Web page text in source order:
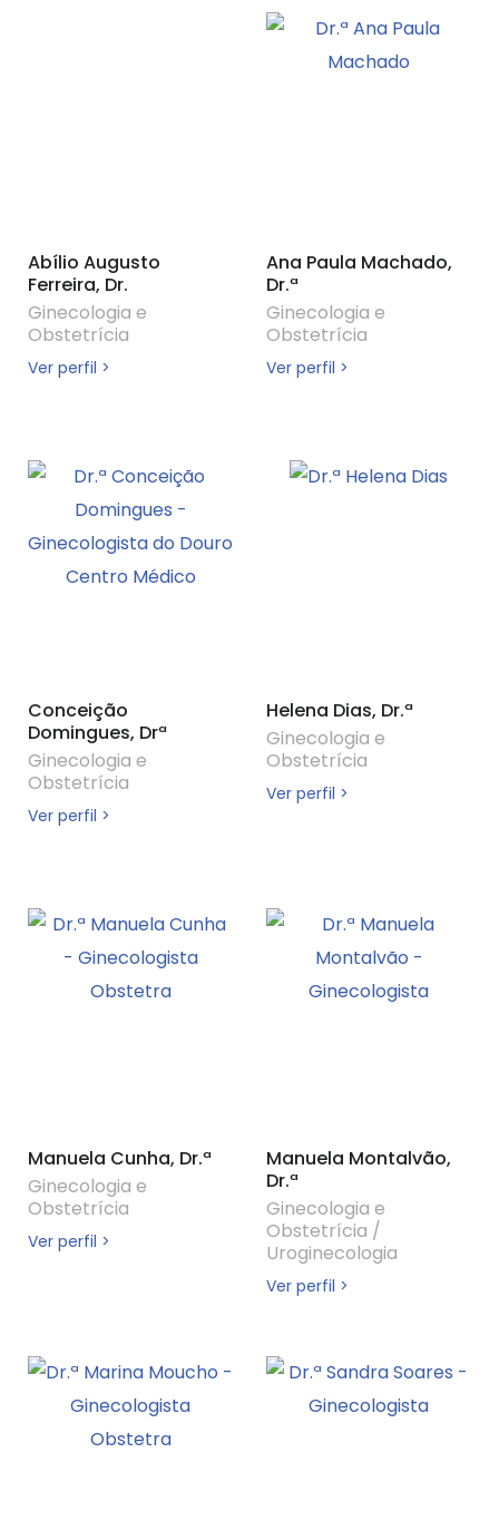
Abílio Augusto
Ferreira, Dr.
Ginecologia e
Obstetrícia
Ver perfil >
Ana Paula Machado,
Dr.ª
Ginecologia e
Obstetrícia
Ver perfil >
Conceição
Domingues, Drª
Ginecologia e
Obstetrícia
Ver perfil >
Helena Dias, Dr.ª
Ginecologia e
Obstetrícia
Ver perfil >
Manuela Cunha, Dr.ª
Ginecologia e
Obstetrícia
Ver perfil >
Manuela Montalvão,
Dr.ª
Ginecologia e
Obstetrícia /
Uroginecologia
Ver perfil >